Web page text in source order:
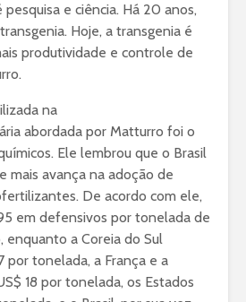
pesquisa e ciência. Há 20 anos,
Hoje, a transgenia é
produtividade e controle de
na
abordada por Matturro foi o
Ele lembrou que o Brasil
mais avança na adoção de
De acordo com ele,
em defensivos por tonelada de
enquanto a Coreia do Sul
por tonelada, a França e a
18 por tonelada, os Estados